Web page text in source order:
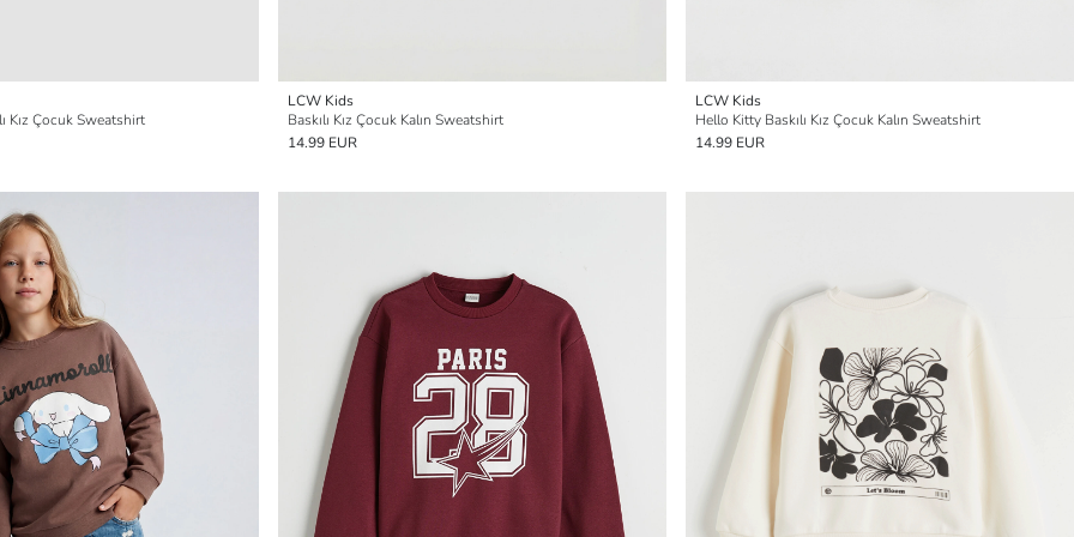
Kız Çocuk Sweatshirt
LCW Kids
Baskılı Kız Çocuk Kalın Sweatshirt
14.99 EUR
LCW Kids
Hello Kitty Baskılı Kız Çocuk Kalın Sweatshirt
14.99 EUR